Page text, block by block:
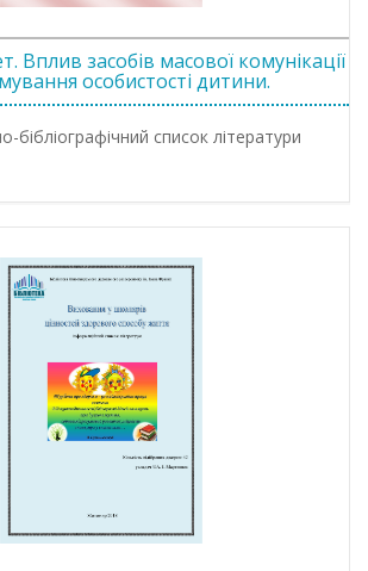
Вплив засобів масової комунікації
особистості дитини.
бібліографічний список літератури